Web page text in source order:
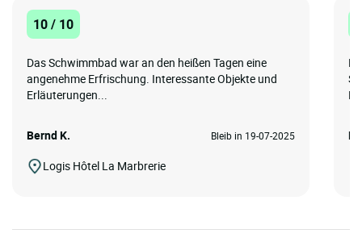
10 / 10
Das Schwimmbad war an den heißen Tagen eine
angenehme Erfrischung. Interessante Objekte und
Erläuterungen...
Bernd K. Bleib in 19-07-2025
Logis Hôtel La Marbrerie